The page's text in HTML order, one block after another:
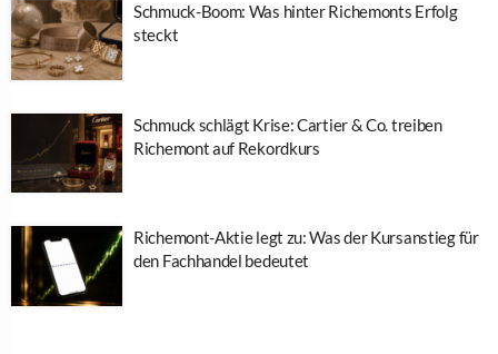
Schmuck-Boom: Was hinter Richemonts Erfolg
steckt
Schmuck schlägt Krise: Cartier & Co. treiben
Richemont auf Rekordkurs
Richemont-Aktie legt zu: Was der Kursanstieg für
den Fachhandel bedeutet